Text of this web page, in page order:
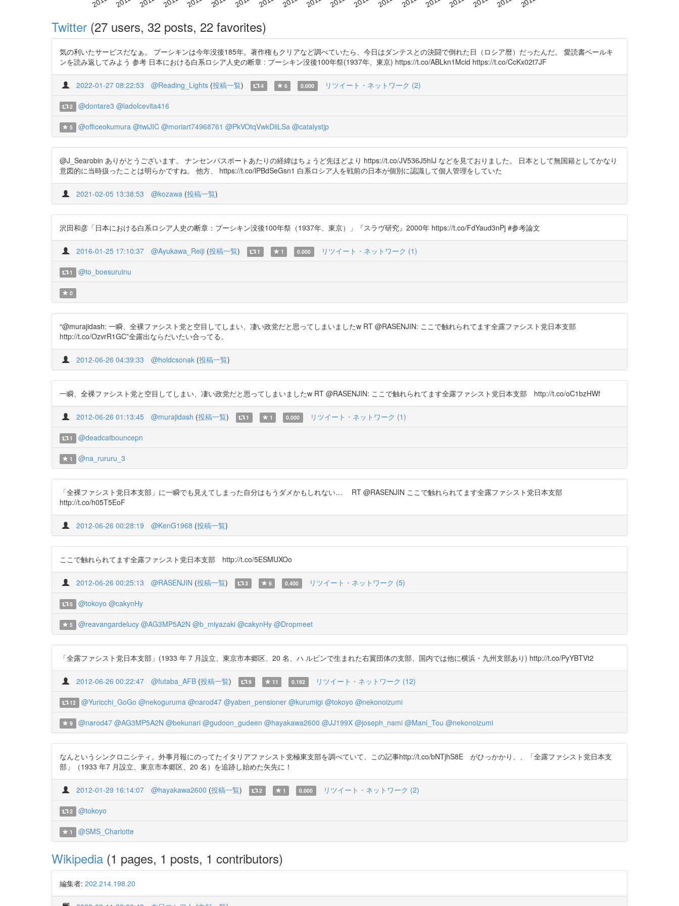
Twitter (27 users, 32 posts, 22 favorites)
気の利いたサービスだなぁ。 プーシキンは今年没後185年。著作権もクリアなど調べていたら、今日はダンテスとの決闘で倒れた日（ロシア暦）だったんだ。 愛読書ベールキ
ンを読み返してみよう 参考 日本における白系ロシア人史の断章 : プーシキン没後100年祭(1937年、東京) https://t.co/ABLkn1Mcid https://t.co/CcKx02t7JF
2022-01-27 08:22:53 @Reading_Lights (投稿一覧) 4 6 0.000 リツイート・ネットワーク (2)
2 @dontare3 @ladolcevita416
5 @officeokumura @twiJIC @moriart74968761 @PkVOtqVwkDiiLSa @catalystjp
@J_Searobin ありがとうございます。 ナンセンパスポートあたりの経緯はちょうど先ほどより https://t.co/JV536J5hIJ などを見ておりました。 日本として無国籍としてかなり
意図的に当時扱ったことは明らかですね。 他方、 https://t.co/lPBdSeGsn1 白系ロシア人を戦前の日本が個別に認識して個人管理をしていた
2021-02-05 13:38:53 @kozawa (投稿一覧)
沢田和彦「日本における白系ロシア人史の断章：プーシキン没後100年祭（1937年、東京）」『スラヴ研究』2000年 https://t.co/FdYaud3nPj #参考論文
2016-01-25 17:10:37 @Ayukawa_Reiji (投稿一覧) 1 1 0.000 リツイート・ネットワーク (1)
1 @to_boesuruinu
0
“@murajidash: 一瞬、全裸ファシスト党と空目してしまい、凄い政党だと思ってしまいましたw RT @RASENJIN: ここで触れられてます全露ファシスト党日本支部
http://t.co/OzvrR1GC”全露出ならだいたい合ってる。
2012-06-26 04:39:33 @holdcsonak (投稿一覧)
一瞬、全裸ファシスト党と空目してしまい、凄い政党だと思ってしまいましたw RT @RASENJIN: ここで触れられてます全露ファシスト党日本支部 http://t.co/oC1bzHWf
2012-06-26 01:13:45 @murajidash (投稿一覧) 1 1 0.000 リツイート・ネットワーク (1)
1 @deadcatbouncepn
1 @na_rururu_3
「全裸ファシスト党日本支部」に一瞬でも見えてしまった自分はもうダメかもしれない… RT @RASENJIN ここで触れられてます全露ファシスト党日本支部
http://t.co/h05T5EoF
2012-06-26 00:28:19 @KenG1968 (投稿一覧)
ここで触れられてます全露ファシスト党日本支部 http://t.co/5ESMUXOo
2012-06-26 00:25:13 @RASENJIN (投稿一覧) 3 6 0.400 リツイート・ネットワーク (5)
5 @tokoyo @cakynHy
5 @reavangardelucy @AG3MP5A2N @b_miyazaki @cakynHy @Dropmeet
「全露ファシスト党日本支部」(1933 年 7 月設立、東京市本郷区、20 名、ハ ルビンで生まれた右翼団体の支部、国内では他に横浜・九州支部あり) http://t.co/PyYBTVt2
2012-06-26 00:22:47 @futaba_AFB (投稿一覧) 9 11 0.192 リツイート・ネットワーク (12)
12 @Yuricchi_GoGo @nekoguruma @narod47 @yaben_pensioner @kurumigi @tokoyo @nekonoizumi
9 @narod47 @AG3MP5A2N @bekunari @gudoon_gudeen @hayakawa2600 @JJ199X @joseph_nami @Mani_Tou @nekonoizumi
なんというシンクロニシティ。外事月報にのってたイタリアファシスト党極東支部を調べていて、この記事http://t.co/bNTjhS8E がひっかかり、、「全露ファシスト党日本支
部」（1933 年7 月設立、東京市本郷区、20 名）を追跡し始めた矢先に！
2012-01-29 16:14:07 @hayakawa2600 (投稿一覧) 2 1 0.000 リツイート・ネットワーク (2)
2 @tokoyo
1 @SMS_Charlotte
Wikipedia (1 pages, 1 posts, 1 contributors)
編集者: 202.214.198.20